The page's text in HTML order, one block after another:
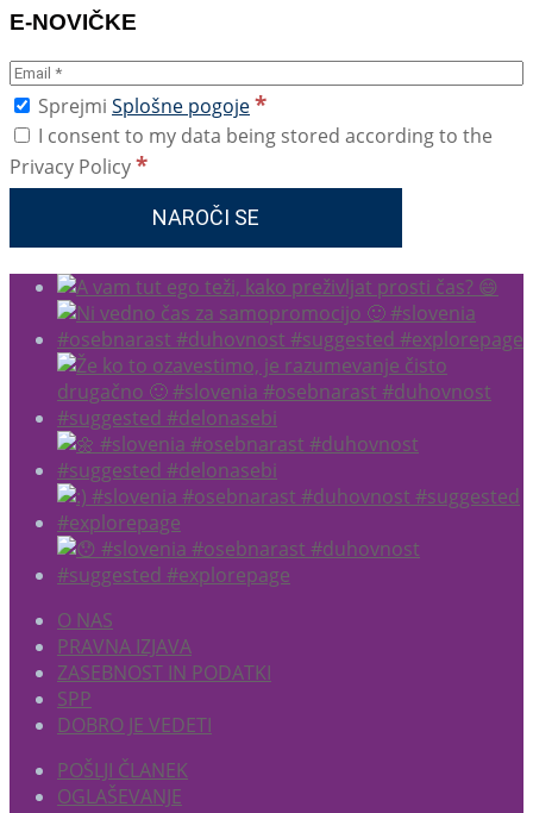
E-NOVIČKE
Sprejmi Splošne pogoje*
I consent to my data being stored according to the
Privacy Policy*
O NAS
PRAVNA IZJAVA
ZASEBNOST IN PODATKI
SPP
DOBRO JE VEDETI
POŠLJI ČLANEK
OGLAŠEVANJE